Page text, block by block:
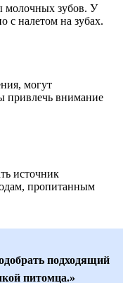
молочных зубов. У
с налетом на зубах.
могут
привлечь внимание
источник
пропитанным
подходящий
питомца.»